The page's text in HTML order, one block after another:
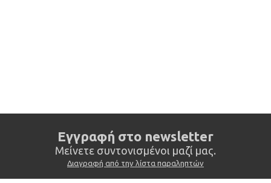
Eγγραφή στο newsletter
Mείνετε συντονισμένοι μαζί μας.
Διαγραφή από την λίστα παραληπτών